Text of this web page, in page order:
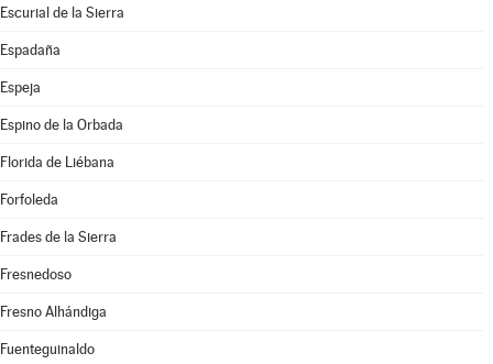
Escurial de la Sierra
Espadaña
Espeja
Espino de la Orbada
Florida de Liébana
Forfoleda
Frades de la Sierra
Fresnedoso
Fresno Alhándiga
Fuenteguinaldo